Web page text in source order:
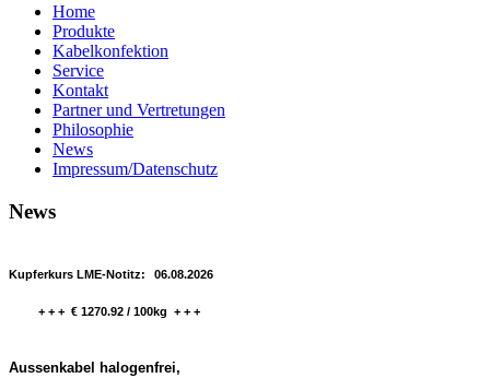
Home
Produkte
Kabelkonfektion
Service
Kontakt
Partner und Vertretungen
Philosophie
News
Impressum/Datenschutz
News
Kupferkurs LME-Notitz: 06.08.2026
+ + + € 1270.92 / 100kg + + +
Aussenkabel halogenfrei,